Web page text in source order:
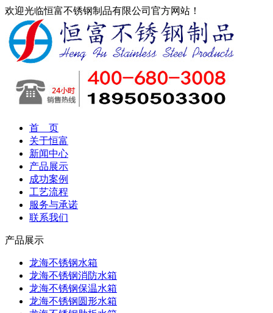
欢迎光临恒富不锈钢制品有限公司官方网站！
首 页
关于恒富
新闻中心
产品展示
成功案例
工艺流程
服务与承诺
联系我们
产品展示
龙海不锈钢水箱
龙海不锈钢消防水箱
龙海不锈钢保温水箱
龙海不锈钢圆形水箱